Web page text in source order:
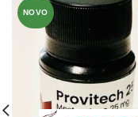
NOVO